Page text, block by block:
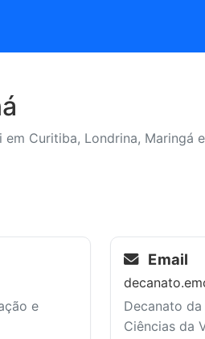
Curitiba, Londrina, Maringá
e
Email
Decanato
Ciências da